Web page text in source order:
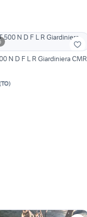
N D F L R Giardiniera CMR
TO)